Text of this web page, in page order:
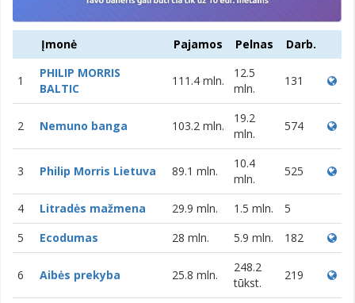
Įmonė Pajamos Pelnas Darb.
1
PHILIP MORRIS
BALTIC
111.4 mln.
12.5
mln.
131
2 Nemuno banga 103.2 mln.
19.2
mln.
574
3 Philip Morris Lietuva 89.1 mln.
10.4
mln.
525
4 Litradės mažmena 29.9 mln. 1.5 mln.
5
5
Ecodumas 28 mln. 5.9 mln. 182
6 Aibės prekyba 25.8 mln.
248.2
tūkst.
219